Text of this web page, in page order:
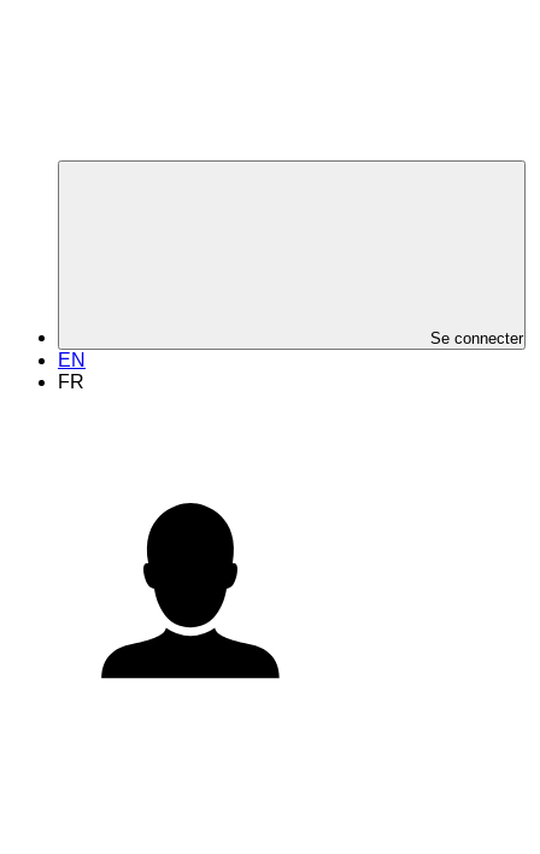
Se connecter
EN
FR